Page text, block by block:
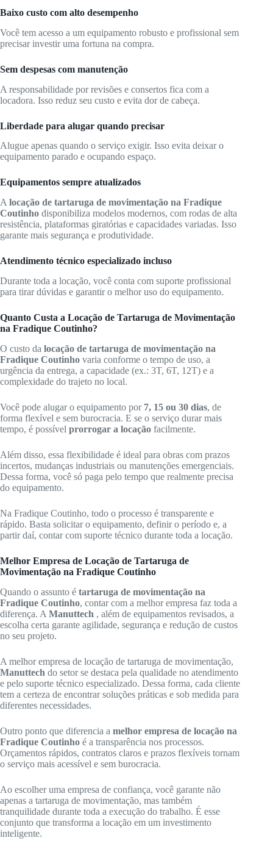
Baixo custo com alto desempenho
Você tem acesso a um equipamento robusto e profissional sem
precisar investir uma fortuna na compra.
Sem despesas com manutenção
A responsabilidade por revisões e consertos fica com a
locadora. Isso reduz seu custo e evita dor de cabeça.
Liberdade para alugar quando precisar
Alugue apenas quando o serviço exigir. Isso evita deixar o
equipamento parado e ocupando espaço.
Equipamentos sempre atualizados
A locação de tartaruga de movimentação na Fradique
Coutinho disponibiliza modelos modernos, com rodas de alta
resistência, plataformas giratórias e capacidades variadas. Isso
garante mais segurança e produtividade.
Atendimento técnico especializado incluso
Durante toda a locação, você conta com suporte profissional
para tirar dúvidas e garantir o melhor uso do equipamento.
Quanto Custa a Locação de Tartaruga de Movimentação
na Fradique Coutinho?
O custo da locação de tartaruga de movimentação na
Fradique Coutinho varia conforme o tempo de uso, a
urgência da entrega, a capacidade (ex.: 3T, 6T, 12T) e a
complexidade do trajeto no local.
Você pode alugar o equipamento por 7, 15 ou 30 dias, de
forma flexível e sem burocracia. E se o serviço durar mais
tempo, é possível prorrogar a locação facilmente.
Além disso, essa flexibilidade é ideal para obras com prazos
incertos, mudanças industriais ou manutenções emergenciais.
Dessa forma, você só paga pelo tempo que realmente precisa
do equipamento.
Na Fradique Coutinho, todo o processo é transparente e
rápido. Basta solicitar o equipamento, definir o período e, a
partir daí, contar com suporte técnico durante toda a locação.
Melhor Empresa de Locação de Tartaruga de
Movimentação na Fradique Coutinho
Quando o assunto é tartaruga de movimentação na
Fradique Coutinho, contar com a melhor empresa faz toda a
diferença. A Manuttech , além de equipamentos revisados, a
escolha certa garante agilidade, segurança e redução de custos
no seu projeto.
A melhor empresa de locação de tartaruga de movimentação,
Manuttech do setor se destaca pela qualidade no atendimento
e pelo suporte técnico especializado. Dessa forma, cada cliente
tem a certeza de encontrar soluções práticas e sob medida para
diferentes necessidades.
Outro ponto que diferencia a melhor empresa de locação na
Fradique Coutinho é a transparência nos processos.
Orçamentos rápidos, contratos claros e prazos flexíveis tornam
o serviço mais acessível e sem burocracia.
Ao escolher uma empresa de confiança, você garante não
apenas a tartaruga de movimentação, mas também
tranquilidade durante toda a execução do trabalho. É esse
conjunto que transforma a locação em um investimento
inteligente.